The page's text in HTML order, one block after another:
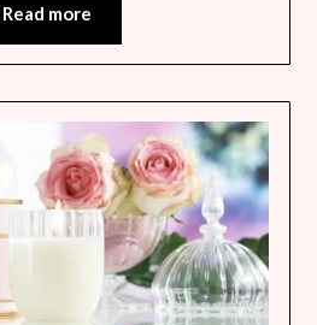
Read more